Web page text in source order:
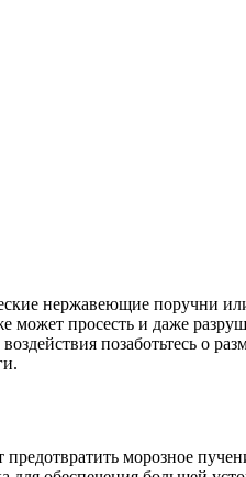
нержавеющие поручни
просесть и даже
позаботьтесь о
морозное